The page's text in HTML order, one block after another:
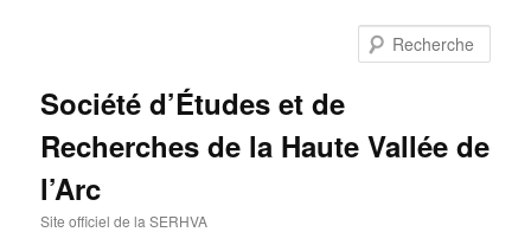
Société d’Études et de
Recherches de la Haute Vallée de
l’Arc
Site officiel de la SERHVA